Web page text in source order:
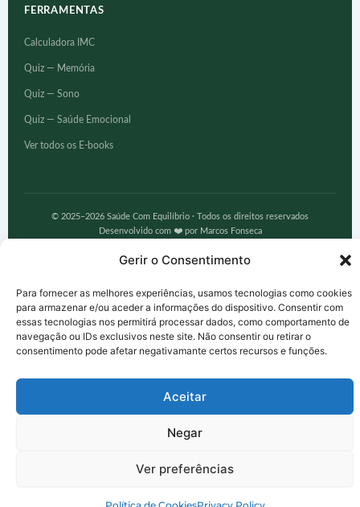
Gerir o Consentimento
Para fornecer as melhores experiências, usamos tecnologias como cookies
para armazenar e/ou aceder a informações do dispositivo. Consentir com
essas tecnologias nos permitirá processar dados, como comportamento de
navegação ou IDs exclusivos neste site. Não consentir ou retirar o
consentimento pode afetar negativamante certos recursos e funções.
Aceitar
Negar
Ver preferências
FERRAMENTAS
Calculadora IMC
Quiz — Memória
Quiz — Sono
Quiz — Saúde Emocional
Ver todos os E-books
© 2025–2026 Saúde Com Equilíbrio · Todos os direitos reservados
Desenvolvido com ❤️ por Marcos Fonseca